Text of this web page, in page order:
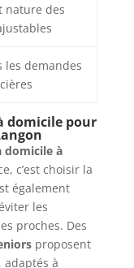
nature des
les demandes
domicile pour
domicile à
c’est choisir la
également
les
proches. Des
proposent
adaptés à